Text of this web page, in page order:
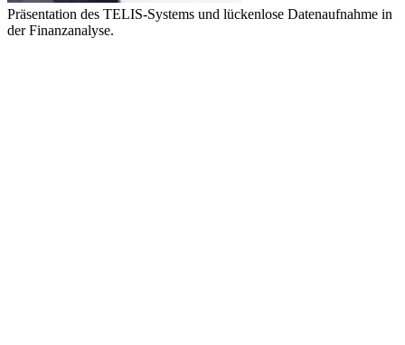
Präsentation des TELIS-Systems und lückenlose Datenaufnahme in
der Finanzanalyse.